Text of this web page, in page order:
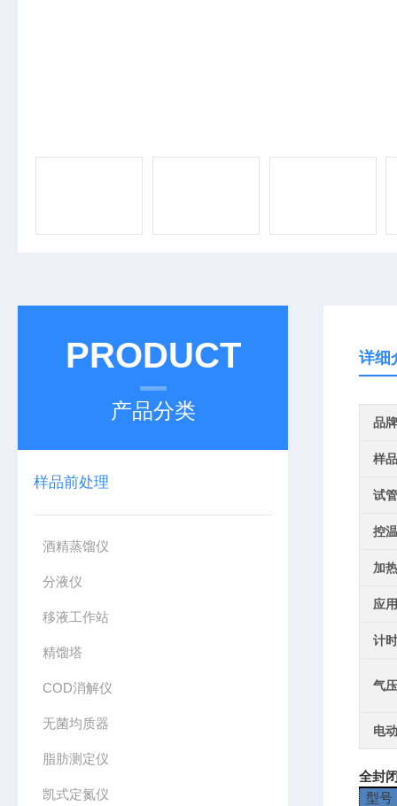
PRODUCT
产品分类
样品前处理
酒精蒸馏仪
分液仪
移液工作站
精馏塔
COD消解仪
无菌均质器
脂肪测定仪
凯式定氮仪
详细
品牌
样
试
控
加
应
计
气
电
全封
型号